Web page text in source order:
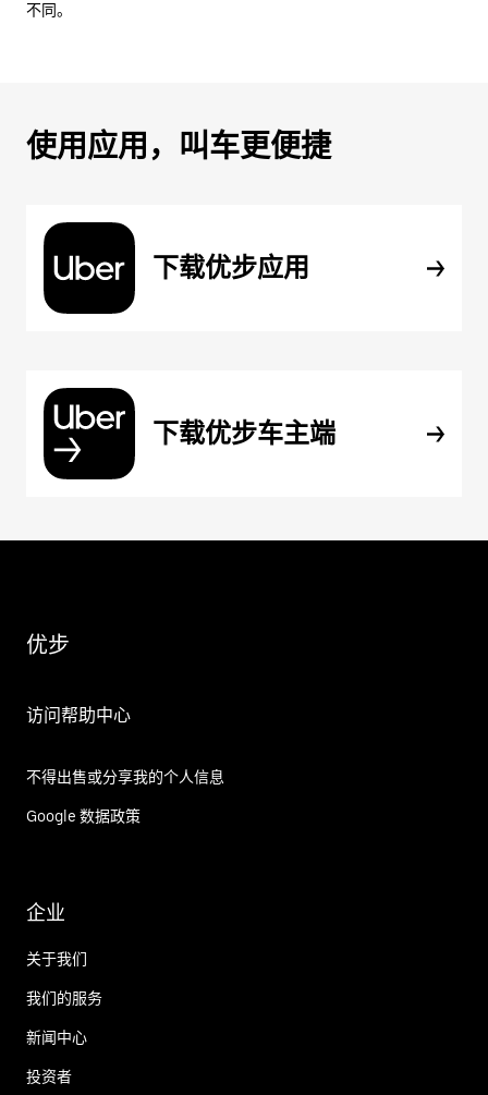
不同。
使用应用，叫车更便捷
下载优步应用
下载优步车主端
优步
访问帮助中心
不得出售或分享我的个人信息
Google 数据政策
企业
关于我们
我们的服务
新闻中心
投资者